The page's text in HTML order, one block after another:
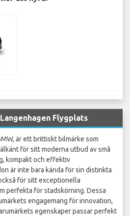
Flygplats
är ett brittiskt bilmärke som
för sitt moderna utbud av små
kompakt och effektiv
är inte bara kända för sin distinkta
för sitt exceptionella
perfekta för stadskörning. Dessa
engagemang för innovation,
egenskaper passar perfekt